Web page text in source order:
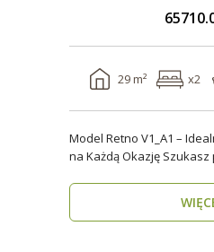
29 m² x2
Model Retno V1_A1 –
na Każdą Okazję Szukasz praktycznego,